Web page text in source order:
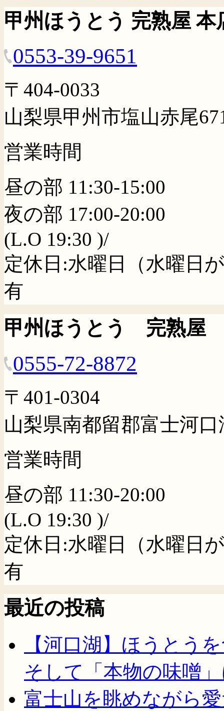
甲州ほうとう 完熟屋 本
0553-39-9651
〒404-0033
山梨県甲州市塩山赤尾
営業時間
昼の部 11:30-15:00
夜の部 17:00-20:00
(L.O 19:30 )/
定休日:水曜日（水曜日
有
甲州ほうとう 完熟屋
0555-72-8872
〒401-0304
山梨県南都留郡富士河口
営業時間
昼の部 11:30-20:00
(L.O 19:30 )/
定休日:水曜日（水曜日
有
最近の投稿
【河口湖】ほうとう
そして「本物の味噌
富士山を眺めながら